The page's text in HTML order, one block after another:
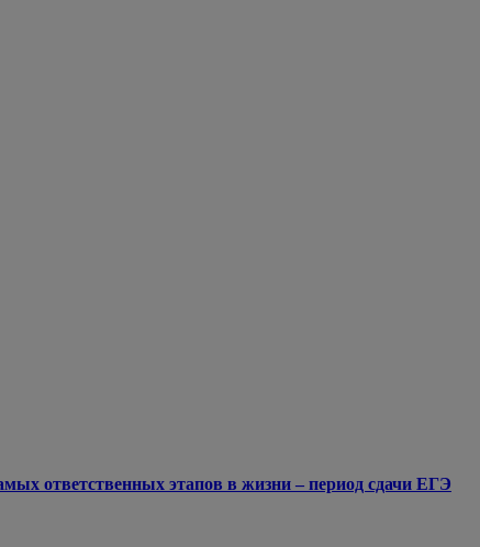
ответственных этапов в жизни – период сдачи ЕГЭ